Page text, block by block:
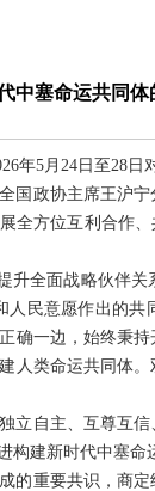
中塞命运共同体
年5月24日至28日
国政协主席王沪
全方位互利合作
升全面战略伙伴
民意愿作出的共
确一边，始终秉
类命运共同体。
立自主、互尊互
建新时代中塞命
的重要共识，商